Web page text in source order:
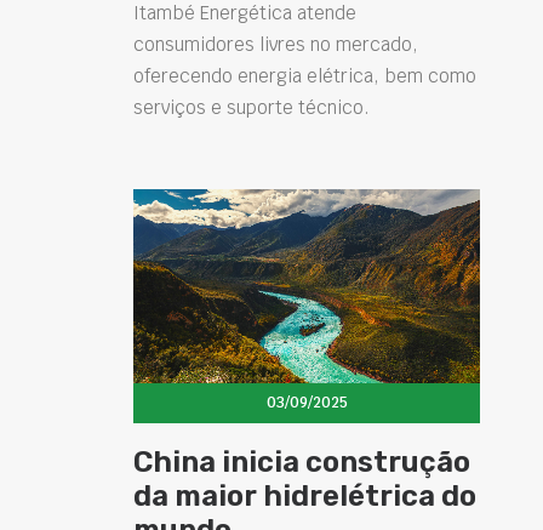
Itambé Energética atende
consumidores livres no mercado,
oferecendo energia elétrica, bem como
serviços e suporte técnico.
03/09/2025
China inicia construção
da maior hidrelétrica do